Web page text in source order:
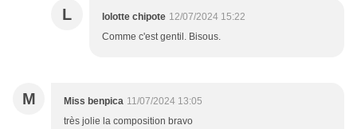
L lolotte chipote 12/07/2024 15:22
Comme c'est gentil. Bisous.
M Miss benpica 11/07/2024 13:05
très jolie la composition bravo